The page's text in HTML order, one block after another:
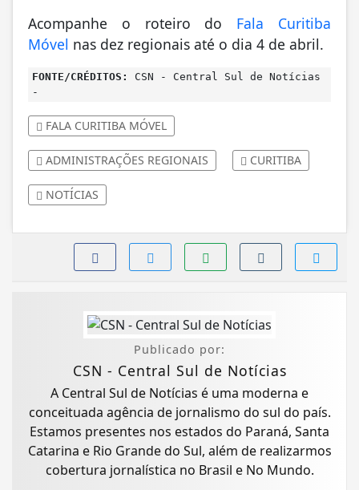
Acompanhe o roteiro do Fala Curitiba
Móvel nas dez regionais até o dia 4 de abril.
FONTE/CRÉDITOS:
CSN - Central Sul de Notícias
-
FALA CURITIBA MÓVEL
ADMINISTRAÇÕES REGIONAIS CURITIBA
NOTÍCIAS
Publicado por:
CSN - Central Sul de Notícias
A Central Sul de Notícias é uma moderna e
conceituada agência de jornalismo do sul do país.
Estamos presentes nos estados do Paraná, Santa
Catarina e Rio Grande do Sul, além de realizarmos
cobertura jornalística no Brasil e No Mundo.